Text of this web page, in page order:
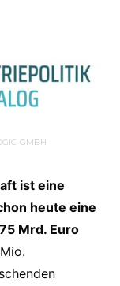
GMBH
ist eine
heute eine
Mrd. Euro